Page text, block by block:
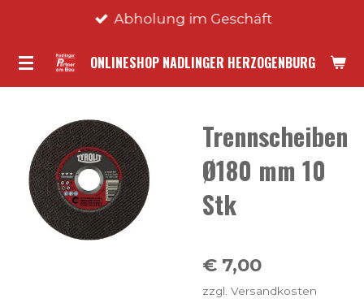
springen
ONLINESHOP NADLINGER HERZOGENBURG
Abholung im Geschäft
Trennscheiben
Ø180 mm 10
Stk
€ 7,00
zzgl. Versandkosten